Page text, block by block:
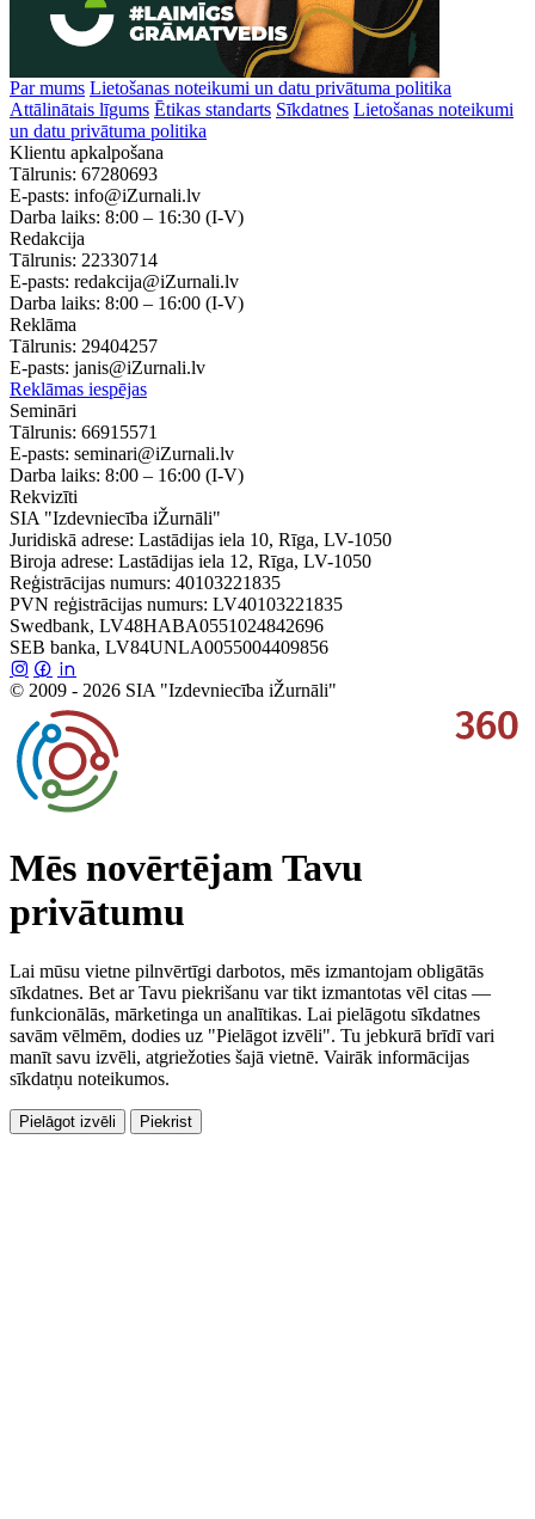
Par mums Lietošanas noteikumi un datu privātuma politika
Attālinātais līgums Ētikas standarts Sīkdatnes Lietošanas noteikumi
un datu privātuma politika
Klientu apkalpošana
Tālrunis: 67280693
E-pasts: info@iZurnali.lv
Darba laiks: 8:00 – 16:30 (I-V)
Redakcija
Tālrunis: 22330714
E-pasts: redakcija@iZurnali.lv
Darba laiks: 8:00 – 16:00 (I-V)
Reklāma
Tālrunis: 29404257
E-pasts: janis@iZurnali.lv
Reklāmas iespējas
Semināri
Tālrunis: 66915571
E-pasts: seminari@iZurnali.lv
Darba laiks: 8:00 – 16:00 (I-V)
Rekvizīti
SIA "Izdevniecība iŽurnāli"
Juridiskā adrese: Lastādijas iela 10, Rīga, LV-1050
Biroja adrese: Lastādijas iela 12, Rīga, LV-1050
Reģistrācijas numurs: 40103221835
PVN reģistrācijas numurs: LV40103221835
Swedbank, LV48HABA0551024842696
SEB banka, LV84UNLA0055004409856
© 2009 - 2026 SIA "Izdevniecība iŽurnāli"
Mēs novērtējam Tavu
privātumu
Lai mūsu vietne pilnvērtīgi darbotos, mēs izmantojam obligātās
sīkdatnes. Bet ar Tavu piekrišanu var tikt izmantotas vēl citas —
funkcionālās, mārketinga un analītikas. Lai pielāgotu sīkdatnes
savām vēlmēm, dodies uz "Pielāgot izvēli". Tu jebkurā brīdī vari
manīt savu izvēli, atgriežoties šajā vietnē. Vairāk informācijas
sīkdatņu noteikumos.
Pielāgot izvēli Piekrist